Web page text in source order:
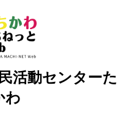
活動センターた
わ